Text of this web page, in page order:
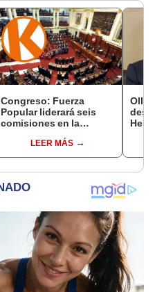
Congreso: Fuerza
Popular liderará seis
comisiones en la
LEER MÁS